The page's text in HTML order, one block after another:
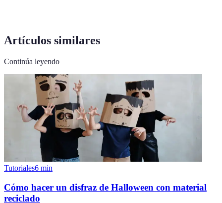
Artículos similares
Continúa leyendo
Tutoriales6 min
Cómo hacer un disfraz de Halloween con material
reciclado